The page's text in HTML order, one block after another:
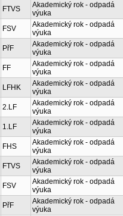
FTVS
Akademický rok - odpadá
výuka
FSV
Akademický rok - odpadá
výuka
PřF
Akademický rok - odpadá
výuka
FF
Akademický rok - odpadá
výuka
LFHK
Akademický rok - odpadá
výuka
2.LF
Akademický rok - odpadá
výuka
1.LF
Akademický rok - odpadá
výuka
FHS
Akademický rok - odpadá
výuka
FTVS
Akademický rok - odpadá
výuka
FSV
Akademický rok - odpadá
výuka
PřF
Akademický rok - odpadá
výuka